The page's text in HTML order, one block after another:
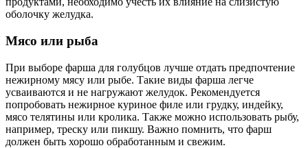
оболочку желудка.
Мясо или рыба
При выборе фарша для голубцов лучше отдать предпочтение
нежирному мясу или рыбе. Такие виды фарша легче
усваиваются и не нагружают желудок. Рекомендуется
попробовать нежирное куриное филе или грудку, индейку,
мясо телятины или кролика. Также можно использовать рыбу,
например, треску или пикшу. Важно помнить, что фарш
должен быть хорошо обработанным и свежим.